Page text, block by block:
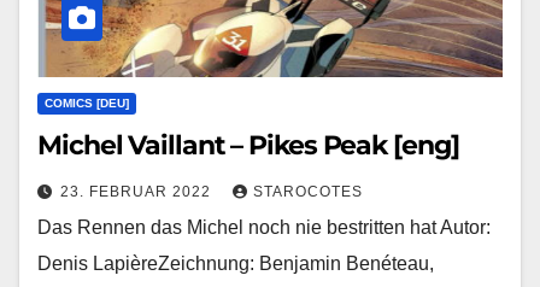
COMICS [DEU]
Michel Vaillant – Pikes Peak [eng]
23. FEBRUAR 2022 STAROCOTES
Das Rennen das Michel noch nie bestritten hat Autor:
Denis LapièreZeichnung: Benjamin Benéteau,